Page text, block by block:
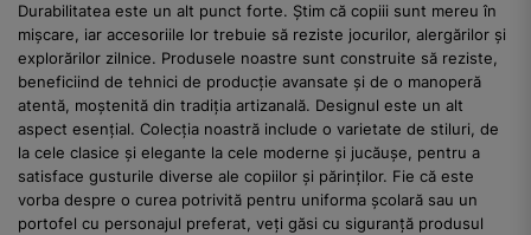
Durabilitatea este un alt punct forte. Știm că copiii sunt mereu în
mișcare, iar accesoriile lor trebuie să reziste jocurilor, alergărilor și
explorărilor zilnice. Produsele noastre sunt construite să reziste,
beneficiind de tehnici de producție avansate și de o manoperă
atentă, moștenită din tradiția artizanală. Designul este un alt
aspect esențial. Colecția noastră include o varietate de stiluri, de
la cele clasice și elegante la cele moderne și jucăușe, pentru a
satisface gusturile diverse ale copiilor și părinților. Fie că este
vorba despre o curea potrivită pentru uniforma școlară sau un
portofel cu personajul preferat, veți găsi cu siguranță produsul